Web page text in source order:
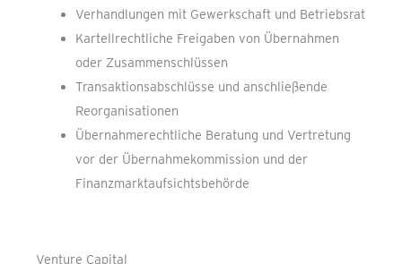
Verhandlungen mit Gewerkschaft und Betriebsrat
Kartellrechtliche Freigaben von Übernahmen
oder Zusammenschlüssen
Transaktionsabschlüsse und anschließende
Reorganisationen
Übernahmerechtliche Beratung und Vertretung
vor der Übernahmekommission und der
Finanzmarktaufsichtsbehörde
Venture Capital